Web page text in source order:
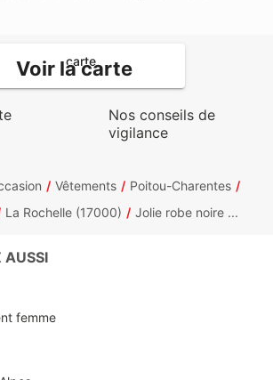
Voir la carte
Nos conseils de
vigilance
Vêtements
Poitou-Charentes
La Rochelle (17000) Jolie robe noire ...
AUSSI
femme